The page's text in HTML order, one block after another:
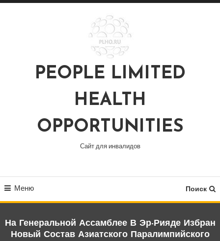
Перейти
PEOPLE LIMITED
HEALTH
OPPORTUNITIES
Сайт для инвалидов
Меню Поиск
На Генеральной Ассамблее В Эр-Рияде Избран
Новый Состав Азиатского Паралимпийского